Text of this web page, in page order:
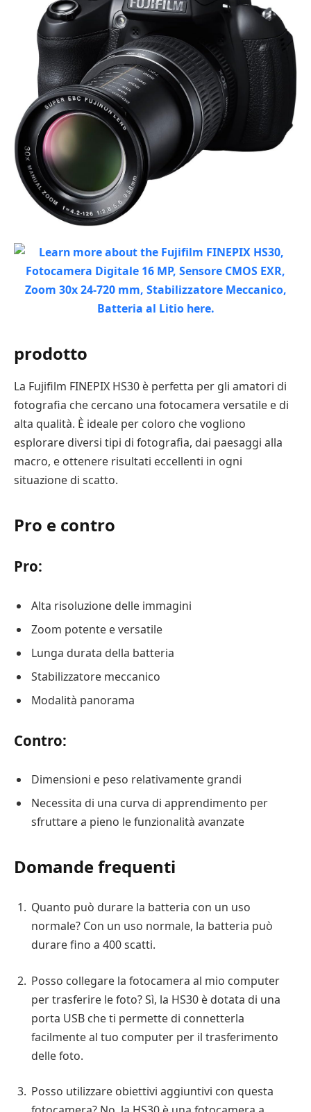
prodotto
La Fujifilm FINEPIX HS30 è perfetta per gli amatori di
fotografia che cercano una fotocamera versatile e di
alta qualità. È ideale per coloro che vogliono
esplorare diversi tipi di fotografia, dai paesaggi alla
macro, e ottenere risultati eccellenti in ogni
situazione di scatto.
Pro e contro
Pro:
Alta risoluzione delle immagini
Zoom potente e versatile
Lunga durata della batteria
Stabilizzatore meccanico
Modalità panorama
Contro:
Dimensioni e peso relativamente grandi
Necessita di una curva di apprendimento per
sfruttare a pieno le funzionalità avanzate
Domande frequenti
Quanto può durare la batteria con un uso
normale? Con un uso normale, la batteria può
durare fino a 400 scatti.
Posso collegare la fotocamera al mio computer
per trasferire le foto? Sì, la HS30 è dotata di una
porta USB che ti permette di connetterla
facilmente al tuo computer per il trasferimento
delle foto.
Posso utilizzare obiettivi aggiuntivi con questa